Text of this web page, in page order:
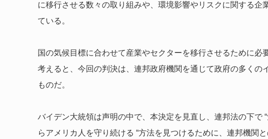
に移行させる数々の取り組みや、環境影響やリスクに関する企
ている。
国の気候目標に合わせて産業やセクターを移行させるために
考えると、今回の判決は、連邦政府機関を通じて政府の多くの
ものだ。
バイデン大統領は声明の中で、本決定を見直し、連邦法の下で
らアメリカ人を守り続ける “方法を見つけるために、連邦機関と